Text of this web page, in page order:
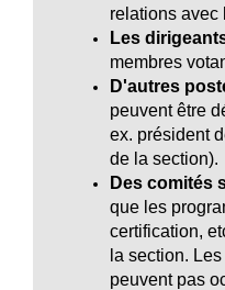
relations avec
Les
membres
D'autres
peuvent être
ex. président
de la section).
Des comités
que les
certification,
la section.
peuvent pas